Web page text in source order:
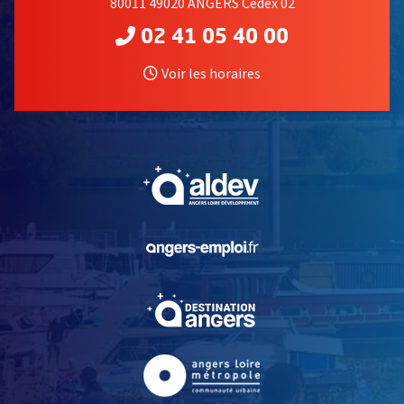
02 41 05 40 00
Voir les horaires
, Ouvre une nouvelle
, Ouvre une nouvelle